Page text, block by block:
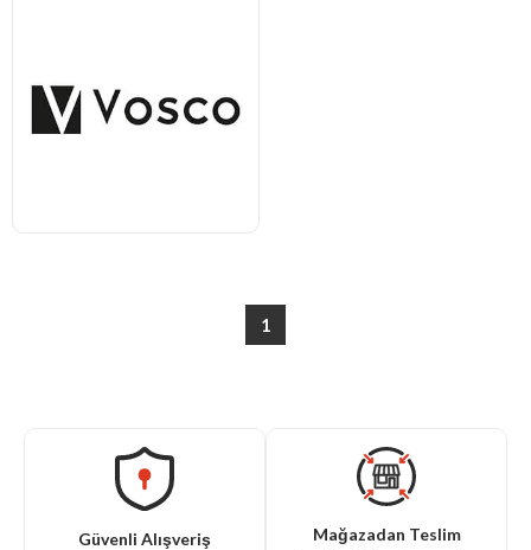
1
Güvenli Alışveriş Mağazadan Teslim